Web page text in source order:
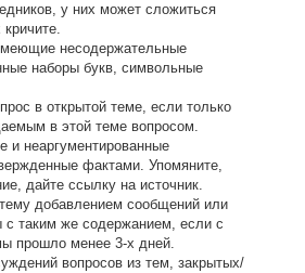
у них может сложиться
несодержательные
наборы букв, символьные
в открытой теме, если только
в этой теме вопросом.
и неаргументированные
фактами. Упомяните,
дайте ссылку на источник.
добавлением сообщений или
с таким же содержанием, если с
прошло менее 3-х дней.
вопросов из тем, закpытых/